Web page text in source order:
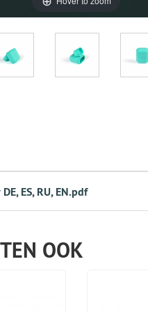
ES, RU, EN.pdf
OOK